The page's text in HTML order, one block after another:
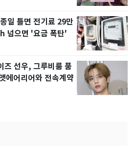
일 틀면 전기료 29만
넘으면 '요금 폭탄'
즈 선우, 그루비룸 품
에어리어와 전속계약